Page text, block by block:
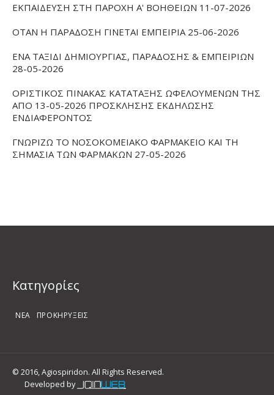
ΕΚΠΑΙΔΕΥΣΗ ΣΤΗ ΠΑΡΟΧΗ Α' ΒΟΗΘΕΙΩΝ 11-07-2026
ΟΤΑΝ Η ΠΑΡΑΔΟΣΗ ΓΙΝΕΤΑΙ ΕΜΠΕΙΡΙΑ 25-06-2026
ΕΝΑ ΤΑΞΙΔΙ ΔΗΜΙΟΥΡΓΙΑΣ, ΠΑΡΑΔΟΣΗΣ & ΕΜΠΕΙΡΙΩΝ
28-05-2026
ΟΡΙΣΤΙΚΟΣ ΠΙΝΑΚΑΣ ΚΑΤΑΤΑΞΗΣ ΩΦΕΛΟΥΜΕΝΩΝ ΤΗΣ
ΑΠΟ 13-05-2026 ΠΡΟΣΚΛΗΣΗΣ ΕΚΔΗΛΩΣΗΣ
ΕΝΔΙΑΦΕΡΟΝΤΟΣ
ΓΝΩΡΙΖΩ ΤΟ ΝΟΣΟΚΟΜΕΙΑΚΟ ΦΑΡΜΑΚΕΙΟ ΚΑΙ ΤΗ
ΣΗΜΑΣΙΑ ΤΩΝ ΦΑΡΜΑΚΩΝ 27-05-2026
Kατηγορίες
ΝΕΑ ΠΡΟΚΗΡΥΞΕΙΣ
© 2016, Agiospiridon. All Rights Reserved.
Developed by